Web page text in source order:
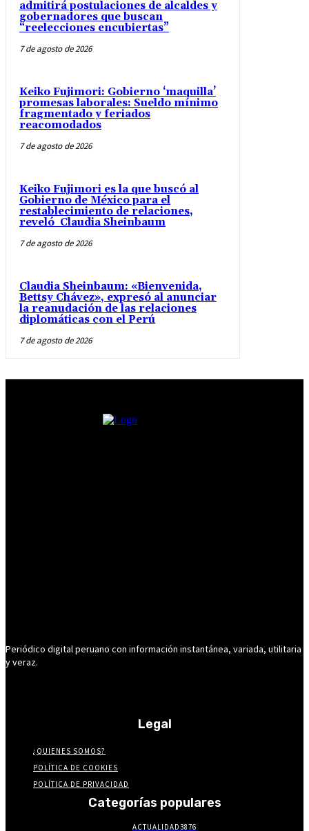
admitirá postulaciones de alcaldes y
gobernadores que buscan
“reelecciones encubiertas”
7 de agosto de 2026
Keiko Fujimori: Gobierno ‘maquilla’
promesas laborales: Sueldo mínimo
fragmentado y feriados
reacomodados
7 de agosto de 2026
Keiko Fujimori es la que buscó al
Gobierno de México para el
restablecimiento de relaciones,
reveló Claudia Sheinbaum
7 de agosto de 2026
Claudia Sheinbaum: «Bienvenida,
Bettsy Chávez», expresó al anunciar
la reanudación de las relaciones
diplomáticas con el Perú
7 de agosto de 2026
Periódico digital peruano con información instantánea, variada, utilitaria
y veraz.
Legal
¿QUIENES SOMOS?
POLÍTICA DE COOKIES
POLÍTICA DE PRIVACIDAD
Categorías populares
ACTUALIDAD3876